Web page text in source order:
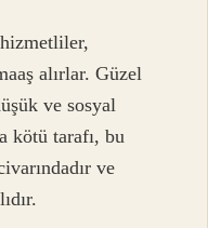
alırlar. Güzel
ve sosyal
kötü tarafı, bu
ve